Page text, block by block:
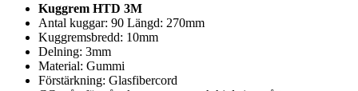
Kuggrem HTD 3M
Antal kuggar: 90 Längd: 270mm
Kuggremsbredd: 10mm
Delning: 3mm
Material: Gummi
Förstärkning: Glasfibercord